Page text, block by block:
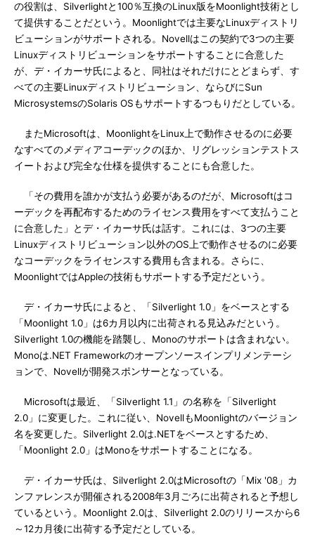
の役割は、Silverlightと100％互換のLinux版をMoonlight技術とし
て提供することだという。Moonlightでは主要なLinuxディストリ
ビューションがサポートされる。Novellはこの契約で3つの主要
Linuxディストリビューションをサポートすることに合意した
が、デ・イカーサ氏によると、同社はそれだけにとどまらず、す
べての主要Linuxディストリビューション、ならびにSun
MicrosystemsのSolaris OSもサポートするつもりだとしている。
またMicrosoftは、MoonlightをLinux上で動作させるのに必要
なすべてのメディアコーデックのほか、リグレッションテストス
イートおよび完全な仕様を提供することにも合意した。
「その費用を誰かが支払う必要があるのだが、Microsoftはコ
ーデックを再配布するためのライセンス費用をすべて支払うこと
に合意した」とデ・イカーサ氏は話す。これには、3つの主要
Linuxディストリビューション以外のOS上で動作させるのに必要
なコーデックをライセンスする費用も含まれる。さらに、
MoonlightではAppleの技術もサポートする予定だという。
デ・イカーサ氏によると、「Silverlight 1.0」をベースとする
「Moonlight 1.0」は6カ月以内に出荷される見込みだという。
Silverlight 1.0の機能を踏襲し、Monoのサポートは含まれない。
Monoは.NET Frameworkのオープンソースインプリメンテーシ
ョンで、Novellが開発スポンサーとなっている。
Microsoftは最近、「Silverlight 1.1」の名称を「Silverlight
2.0」に変更した。これに従い、NovellもMoonlightのバージョン
名を変更した。Silverlight 2.0は.NETをベースとするため、
「Moonlight 2.0」はMonoをサポートすることになる。
デ・イカーサ氏は、Silverlight 2.0はMicrosoftの「Mix '08」カ
ンファレンスが開催される2008年3月ごろに出荷されると予想し
ているという。Moonlight 2.0は、Silverlight 2.0のリリースから6
～12カ月後に出荷する予定だとしている。